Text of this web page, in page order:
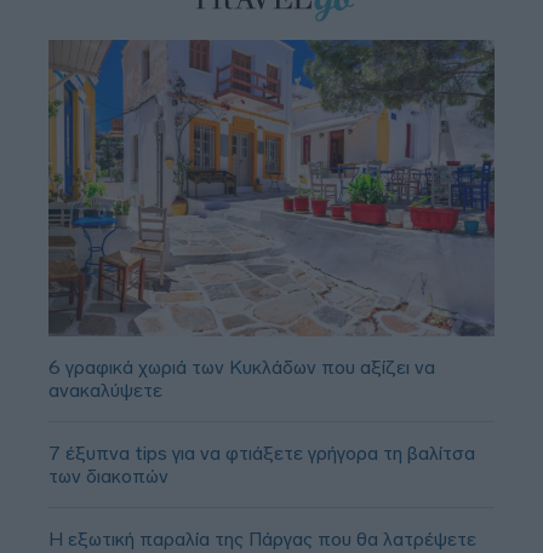
6 γραφικά χωριά των Κυκλάδων που αξίζει να
ανακαλύψετε
7 έξυπνα tips για να φτιάξετε γρήγορα τη βαλίτσα
των διακοπών
Η εξωτική παραλία της Πάργας που θα λατρέψετε